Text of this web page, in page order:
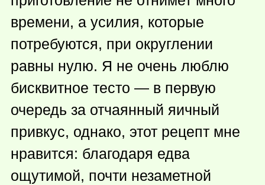
времени, а усилия, которые
потребуются, при округлении
равны нулю. Я не очень люблю
бисквитное тесто — в первую
очередь за отчаянный яичный
привкус, однако, этот рецепт мне
нравится: благодаря едва
ощутимой, почти незаметной